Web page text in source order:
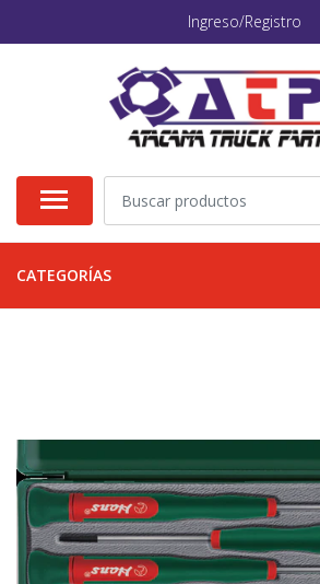
Ingreso/Registro
CATEGORÍAS